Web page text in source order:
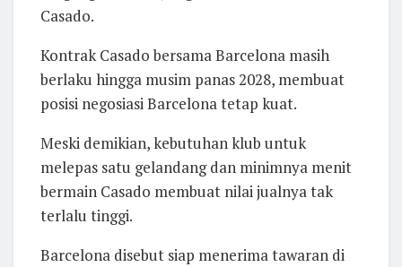
Casado.
Kontrak Casado bersama Barcelona masih
berlaku hingga musim panas 2028, membuat
posisi negosiasi Barcelona tetap kuat.
Meski demikian, kebutuhan klub untuk
melepas satu gelandang dan minimnya menit
bermain Casado membuat nilai jualnya tak
terlalu tinggi.
Barcelona disebut siap menerima tawaran di